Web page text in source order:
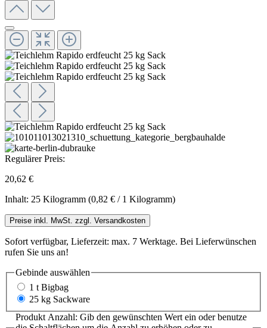
Regulärer Preis:
20,62 €
Inhalt: 25 Kilogramm (0,82 € / 1 Kilogramm)
Preise inkl. MwSt. zzgl. Versandkosten
Sofort verfügbar, Lieferzeit: max. 7 Werktage. Bei Lieferwünschen
rufen Sie uns an!
Gebinde auswählen
1 t Bigbag
25 kg Sackware
Produkt Anzahl: Gib den gewünschten Wert ein oder benutze